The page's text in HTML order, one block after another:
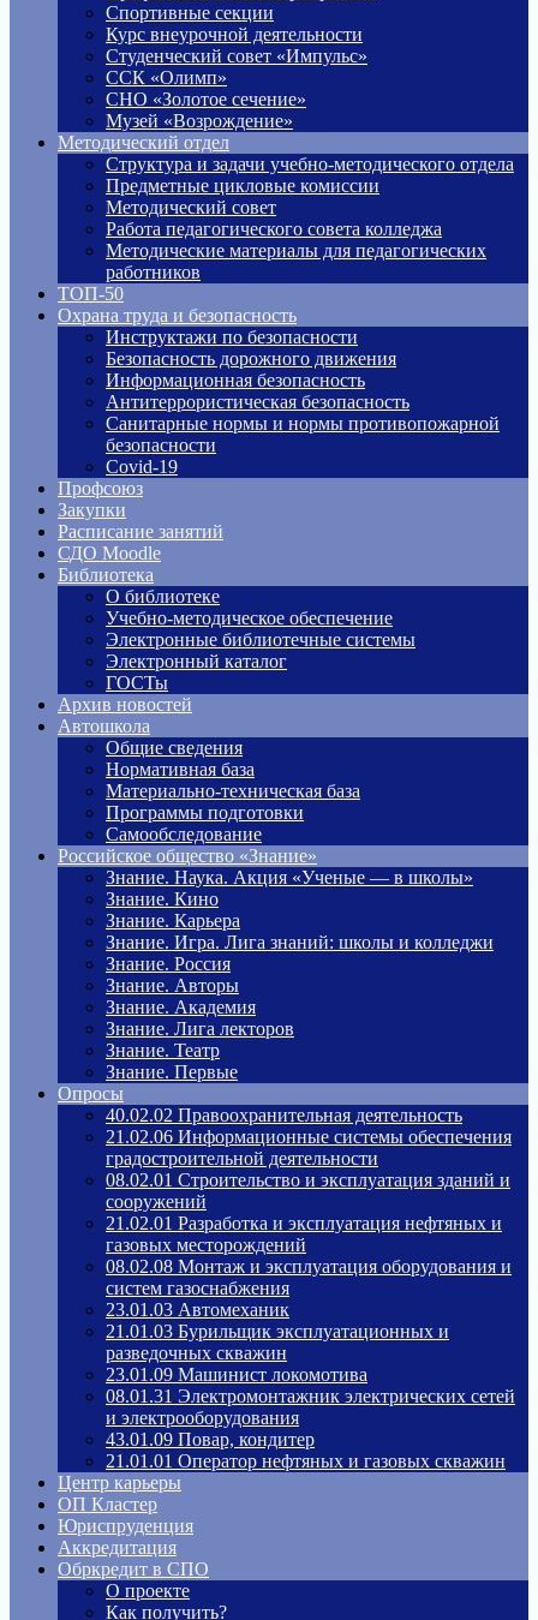
Спортивные секции
Курс внеурочной деятельности
Студенческий совет «Импульс»
ССК «Олимп»
СНО «Золотое сечение»
Музей «Возрождение»
Методический отдел
Структура и задачи учебно-методического отдела
Предметные цикловые комиссии
Методический совет
Работа педагогического совета колледжа
Методические материалы для педагогических
работников
ТОП-50
Охрана труда и безопасность
Инструктажи по безопасности
Безопасность дорожного движения
Информационная безопасность
Антитеррористическая безопасность
Санитарные нормы и нормы противопожарной
безопасности
Covid-19
Профсоюз
Закупки
Расписание занятий
СДО Moodle
Библиотека
О библиотеке
Учебно-методическое обеспечение
Электронные библиотечные системы
Электронный каталог
ГОСТы
Архив новостей
Автошкола
Общие сведения
Нормативная база
Материально-техническая база
Программы подготовки
Самообследование
Российское общество «Знание»
Знание. Наука. Акция «Ученые — в школы»
Знание. Кино
Знание. Карьера
Знание. Игра. Лига знаний: школы и колледжи
Знание. Россия
Знание. Авторы
Знание. Академия
Знание. Лига лекторов
Знание. Театр
Знание. Первые
Опросы
40.02.02 Правоохранительная деятельность
21.02.06 Информационные системы обеспечения
градостроительной деятельности
08.02.01 Строительство и эксплуатация зданий и
сооружений
21.02.01 Разработка и эксплуатация нефтяных и
газовых месторождений
08.02.08 Монтаж и эксплуатация оборудования и
систем газоснабжения
23.01.03 Автомеханик
21.01.03 Бурильщик эксплуатационных и
разведочных скважин
23.01.09 Машинист локомотива
08.01.31 Электромонтажник электрических сетей
и электрооборудования
43.01.09 Повар, кондитер
21.01.01 Оператор нефтяных и газовых скважин
Центр карьеры
ОП Кластер
Юриспруденция
Аккредитация
Обркредит в СПО
О проекте
Как получить?